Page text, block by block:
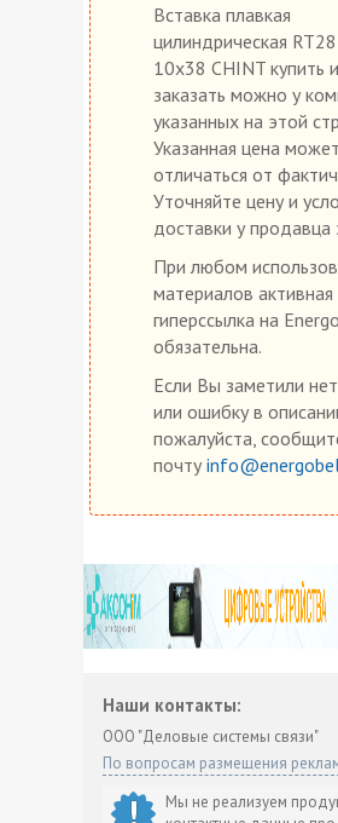
Вставка плавкая
цилиндрическая
10х38 CHINT купить
заказать можно у
указанных на этой
Указанная цена может
отличаться от
Уточняйте цену и
доставки у продавца
При любом
материалов активная
гиперссылка на
обязательна.
Если Вы заметили
или ошибку в
пожалуйста,
почту
Наши контакты:
ООО "Деловые системы связи"
По вопросам размещения
Мы не реализуем